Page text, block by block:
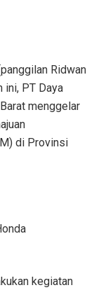
Ridwan
ini, PT Daya
menggelar
di Provinsi
kegiatan